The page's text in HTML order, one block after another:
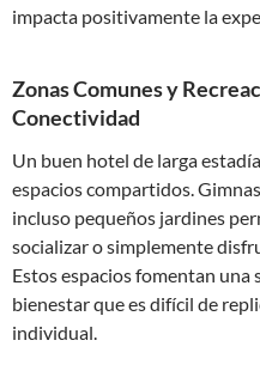
impacta positivamente la
Zonas Comunes y
Conectividad
Un buen hotel de larga
espacios compartidos.
incluso pequeños jardines
socializar o simplemente
Estos espacios fomentan una
bienestar que es difícil de
individual.